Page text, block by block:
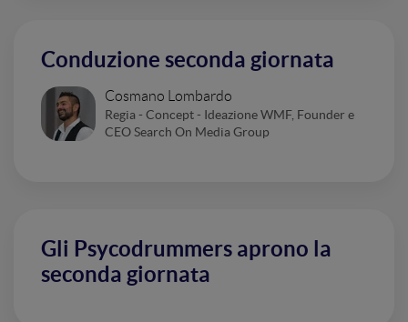
Conduzione seconda giornata
Cosmano Lombardo
Regia - Concept - Ideazione WMF, Founder e
CEO Search On Media Group
Gli Psycodrummers aprono la
seconda giornata